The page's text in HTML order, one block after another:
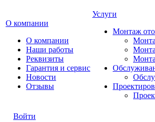
О компании
О компании
Наши работы
Реквизиты
Гарантия и сервис
Новости
Отзывы
Услуги
Монтаж
Войти